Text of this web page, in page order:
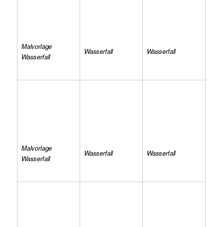
Malvorlage
Wasserfall
Wasserfall Wasserfall
Malvorlage
Wasserfall
Wasserfall Wasserfall